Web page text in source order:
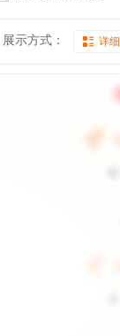
展示方式： 详细